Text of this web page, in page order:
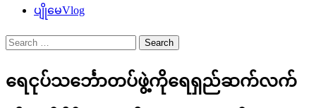
ပျိုမေVlog
Search
for:
ရေငုပ်သင်္ဘောတပ်ဖွဲ့ကိုရေရှည်ဆက်လက်